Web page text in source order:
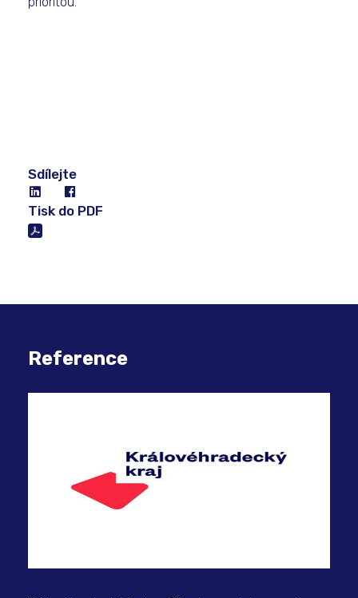
Sdílejte
Tisk do PDF
Reference